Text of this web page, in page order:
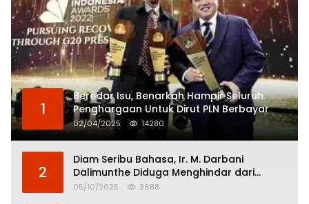
1
Beredar Isu, Benarkah Hampir Seluruh
Penghargaan Untuk Dirut PLN Berbayar
02/04/2025 14280
2
Diam Seribu Bahasa, Ir. M. Darbani
Dalimunthe Diduga Menghindar dari
Pertanggungjawaban Politik
05/10/2025 3688